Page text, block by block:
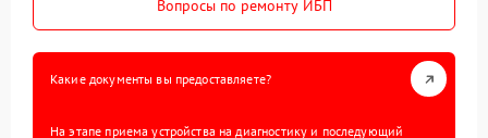
Вопросы по ремонту ИБП
Какие документы вы предоставляете?
На этапе приема устройства на диагностику и последующий